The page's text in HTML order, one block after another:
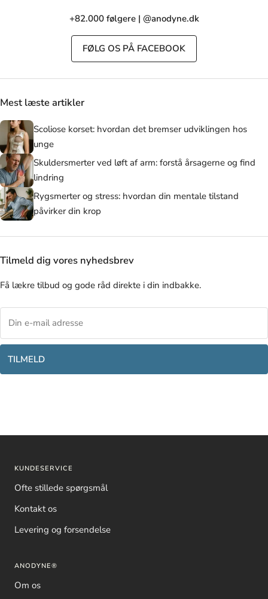
+82.000 følgere | @anodyne.dk
FØLG OS PÅ FACEBOOK
Mest læste artikler
Scoliose korset: hvordan det bremser udviklingen hos
unge
Skuldersmerter ved løft af arm: forstå årsagerne og find
lindring
Rygsmerter og stress: hvordan din mentale tilstand
påvirker din krop
Tilmeld dig vores nyhedsbrev
Få lækre tilbud og gode råd direkte i din indbakke.
TILMELD
KUNDESERVICE
Ofte stillede spørgsmål
Kontakt os
Levering og forsendelse
ANODYNE®
Om os